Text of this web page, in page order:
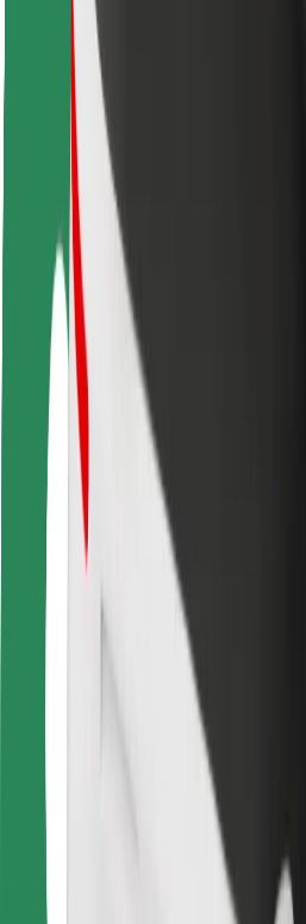
Безпека
Безпека водіїв
Безпека електросамокатів
Лабораторія безпеки
Міста
Розташування
Міські рішення
Аеропорти
Зарядні станції Bolt
Підтримка
Для пасажирів
Для водіїв
Для кур'єрів
Доставка Bolt Food
Для власників автопарків
Для ресторанів
Bolt for Business
Постачальникам
Правила та Умови